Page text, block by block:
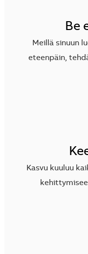
Be
Meillä sinuun
eteenpäin,
Kasvu kuuluu